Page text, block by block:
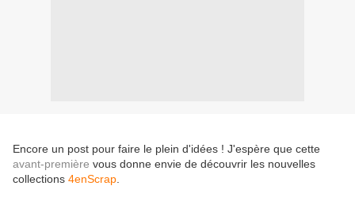
Encore un post pour faire le plein d'idées ! J'espère que cette
avant-première vous donne envie de découvrir les nouvelles
collections 4enScrap